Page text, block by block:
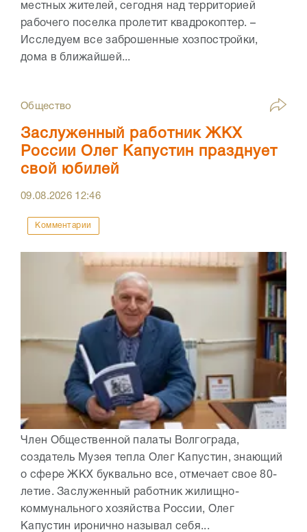
местных жителей, сегодня над территорией
рабочего поселка пролетит квадрокоптер. –
Исследуем все заброшенные хозпостройки,
дома в ближайшей...
Общество
Заслуженный работник ЖКХ
России Олег Капустин празднует
свой юбилей
09.08.2026 12:46
Комментарии
Член Общественной палаты Волгограда,
создатель Музея тепла Олег Капустин, знающий
о сфере ЖКХ буквально все, отмечает свое 80-
летие. Заслуженный работник жилищно-
коммунального хозяйства России, Олег
Капустин иронично называл себя...